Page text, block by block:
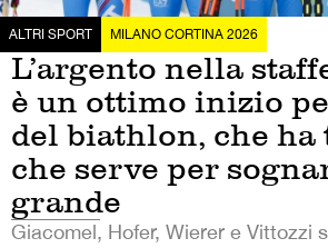
ALTRI SPORT MILANO CORTINA 2026
L’argento nella
è un ottimo inizio
del biathlon, che ha
che serve per
grande
Giacomel, Hofer, Wierer e Vittozzi